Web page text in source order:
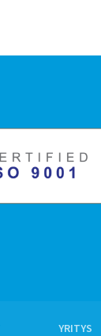
YRITYS